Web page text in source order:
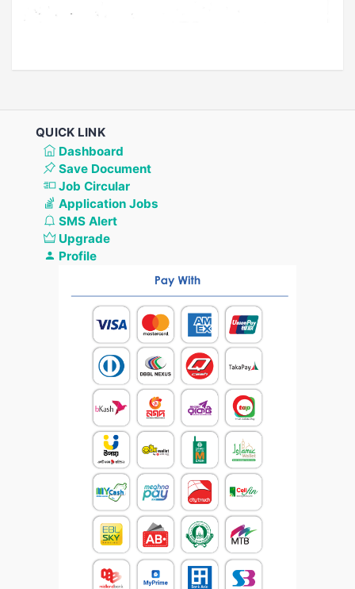
QUICK LINK
Dashboard
Save Document
Job Circular
Application Jobs
SMS Alert
Upgrade
Profile